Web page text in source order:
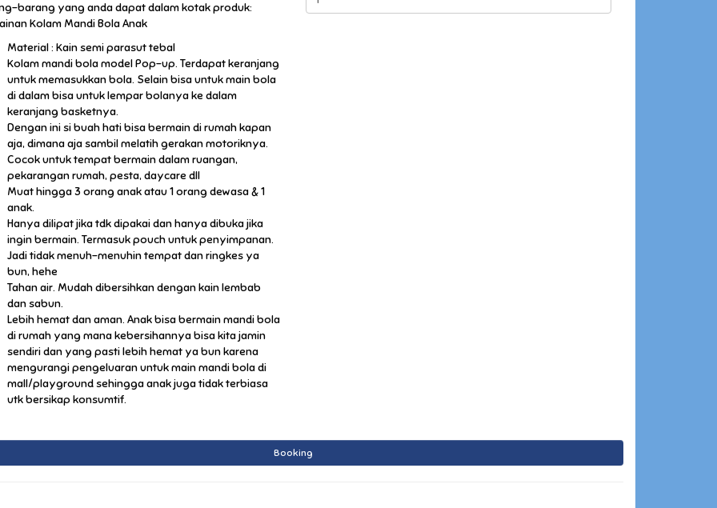
barang yang anda dapat dalam kotak produk:
Kolam Mandi Bola Anak
Material : Kain semi parasut tebal
Kolam mandi bola model Pop-up. Terdapat keranjang
untuk memasukkan bola. Selain bisa untuk main bola
di dalam bisa untuk lempar bolanya ke dalam
keranjang basketnya.
Dengan ini si buah hati bisa bermain di rumah kapan
aja, dimana aja sambil melatih gerakan motoriknya.
Cocok untuk tempat bermain dalam ruangan,
pekarangan rumah, pesta, daycare dll
Muat hingga 3 orang anak atau 1 orang dewasa & 1
anak.
Hanya dilipat jika tdk dipakai dan hanya dibuka jika
ingin bermain. Termasuk pouch untuk penyimpanan.
Jadi tidak menuh-menuhin tempat dan ringkes ya
bun, hehe
Tahan air. Mudah dibersihkan dengan kain lembab
dan sabun.
Lebih hemat dan aman. Anak bisa bermain mandi bola
di rumah yang mana kebersihannya bisa kita jamin
sendiri dan yang pasti lebih hemat ya bun karena
mengurangi pengeluaran untuk main mandi bola di
mall/playground sehingga anak juga tidak terbiasa
utk bersikap konsumtif.